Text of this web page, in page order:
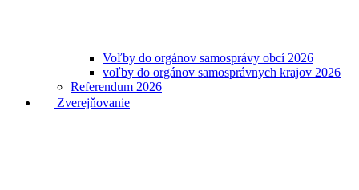
Voľby do orgánov samosprávy obcí 2026
voľby do orgánov samosprávnych krajov 2026
Referendum 2026
Zverejňovanie